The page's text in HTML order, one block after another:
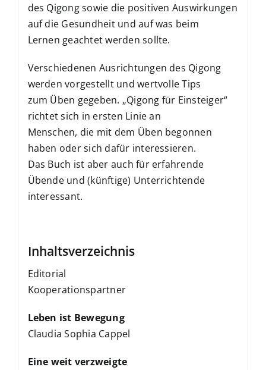
des Qigong sowie die positiven Auswirkungen
auf die Gesundheit und auf was beim
Lernen geachtet werden sollte.
Verschiedenen Ausrichtungen des Qigong
werden vorgestellt und wertvolle Tips
zum Üben gegeben. „Qigong für Einsteiger“
richtet sich in ersten Linie an
Menschen, die mit dem Üben begonnen
haben oder sich dafür interessieren.
Das Buch ist aber auch für erfahrende
Übende und (künftige) Unterrichtende
interessant.
Inhaltsverzeichnis
Editorial
Kooperationspartner
Leben ist Bewegung
Claudia Sophia Cappel
Eine weit verzweigte